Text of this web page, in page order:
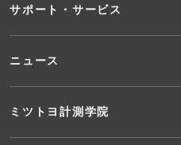
ー
サポート・サービス
ニュース
ミツトヨ計測学院